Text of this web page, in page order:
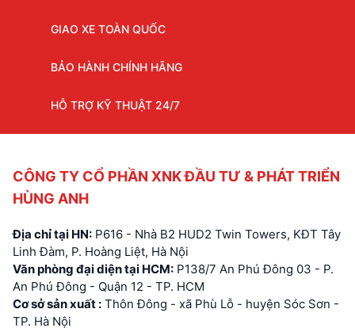
GIAO XE TOÀN QUỐC
BẢO HÀNH CHÍNH HÃNG
HỖ TRỢ KỸ THUẬT 24/7
CÔNG TY CỔ PHẦN XNK ĐẦU TƯ & PHÁT TRIỂN
HÙNG ANH
Địa chỉ tại HN: P616 - Nhà B2 HUD2 Twin Towers, KĐT Tây
Linh Đàm, P. Hoàng Liệt, Hà Nội
Văn phòng đại diện tại HCM: P138/7 An Phú Đông 03 - P.
An Phú Đông - Quận 12 - TP. HCM
Cơ sở sản xuất : Thôn Đông - xã Phù Lỗ - huyện Sóc Sơn -
TP. Hà Nội